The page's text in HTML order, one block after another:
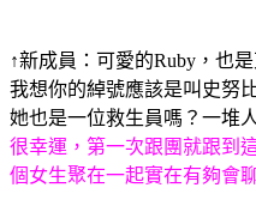
↑新成員：可愛的Ruby，也
我想你的綽號應該是叫史努
她也是一位救生員嗎？一堆
很幸運，第一次跟團就跟到
個女生聚在一起實在有夠會